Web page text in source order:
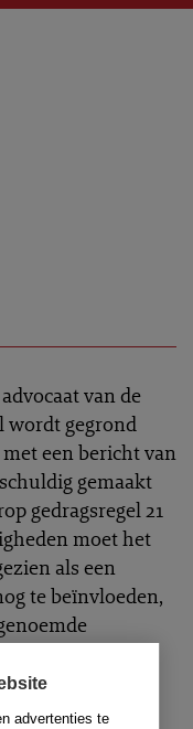
advertenties te
van de
wordt gegrond
een bericht van
gemaakt
gedragsregel 21
moet het
als een
te beïnvloeden,